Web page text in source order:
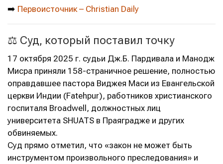
➡️ Первоисточник – Christian Daily
⚖️ Суд, который поставил точку
17 октября 2025 г. судьи Дж.Б. Пардивала и Манодж
Мисра приняли 158-страничное решение, полностью
оправдавшее пастора Виджея Маси из Евангельской
церкви Индии (Fatehpur), работников христианского
госпиталя Broadwell, должностных лиц
университета SHUATS в Праяградже и других
обвиняемых.
Суд прямо отметил, что «закон не может быть
инструментом произвольного преследования» и